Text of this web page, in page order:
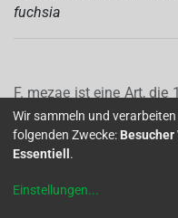
fuchsia
F. mezae ist eine Art, die
Herbarbelegs
Die Art war ansonsten
Rozema eine Art aus
Dieser Name sagte
Wir sammeln und
folgenden Zwecke:
Essentiell .
Einstellungen...